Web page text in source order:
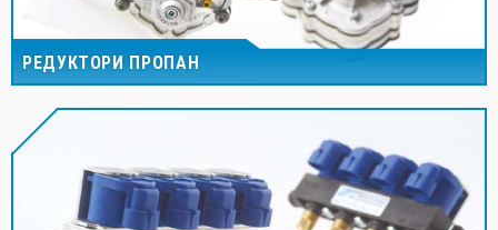
РЕДУКТОРИ ПРОПАН